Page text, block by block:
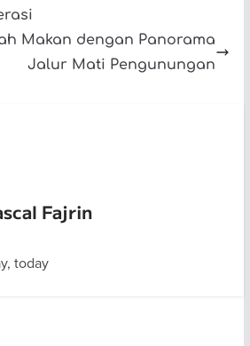
Makan dengan Panorama
Jalur Mati Pengunungan
Fajrin
today